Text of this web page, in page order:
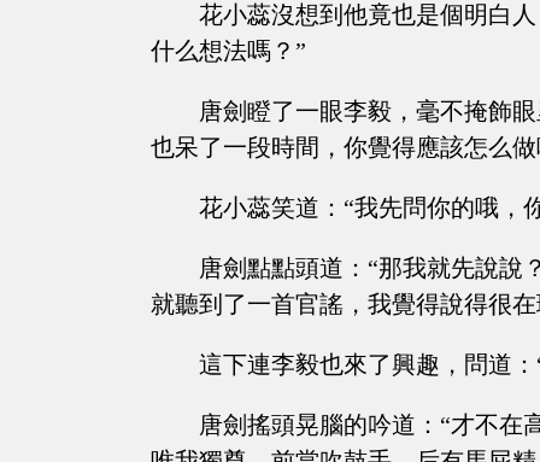
花小蕊沒想到他竟也是個明白
什么想法嗎？”
唐劍瞪了一眼李毅，毫不掩飾
也呆了一段時間，你覺得應該怎么做
花小蕊笑道：“我先問你的哦，
唐劍點點頭道：“那我就先說說
就聽到了一首官謠，我覺得說得很在
這下連李毅也來了興趣，問道
唐劍搖頭晃腦的吟道：“才不在